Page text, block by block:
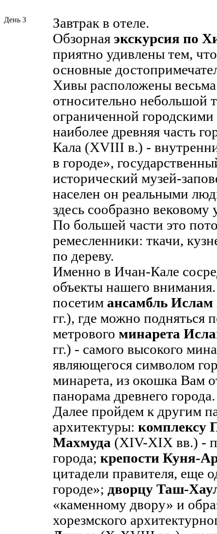
День 3
Завтрак в отеле.
Обзорная экскурсия по
приятно удивлены тем, что
основные
Хивы расположены
относительно небольшой
ограниченной
наиболее древняя часть
Кала (XVIII в.) -
в городе»,
исторический музей-
населен он реальными
здесь сообразно
По большей части это
ремесленники: ткачи,
по дереву.
Именно в Ичан-Кале
объекты нашего
посетим ансамбль
гг.), где можно подняться
метрового минарета
гг.) - самого высокого
являющегося символом
минарета, из окошка Вам
панорама древнего города.
Далее пройдем к другим
архитектуры: комплексу
Махмуда (XIV-XIX вв.) -
города; крепости Куня-
цитадели правителя, еще
городе»; дворцу Таш-
«каменному двору» и
хорезмского